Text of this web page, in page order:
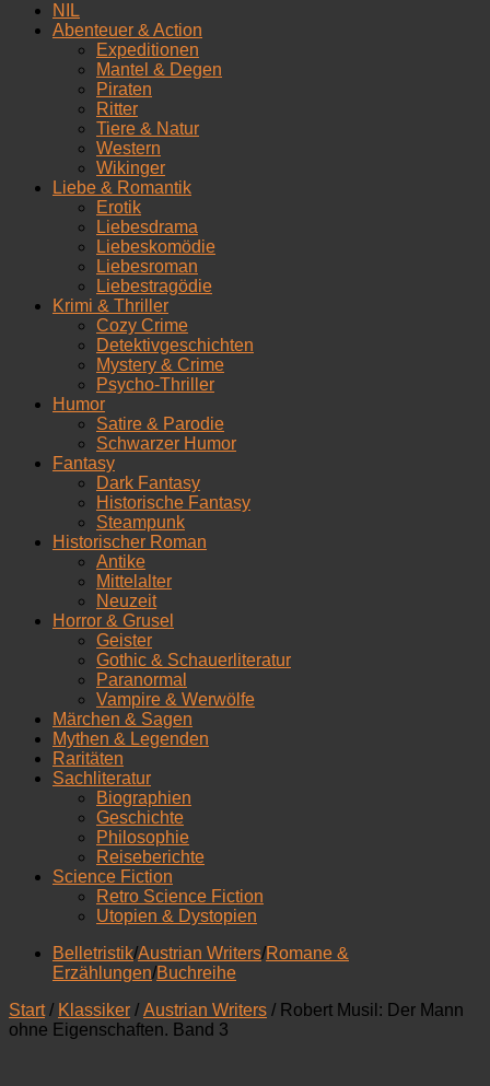
NIL
Abenteuer & Action
Expeditionen
Mantel & Degen
Piraten
Ritter
Tiere & Natur
Western
Wikinger
Liebe & Romantik
Erotik
Liebesdrama
Liebeskomödie
Liebesroman
Liebestragödie
Krimi & Thriller
Cozy Crime
Detektivgeschichten
Mystery & Crime
Psycho-Thriller
Humor
Satire & Parodie
Schwarzer Humor
Fantasy
Dark Fantasy
Historische Fantasy
Steampunk
Historischer Roman
Antike
Mittelalter
Neuzeit
Horror & Grusel
Geister
Gothic & Schauerliteratur
Paranormal
Vampire & Werwölfe
Märchen & Sagen
Mythen & Legenden
Raritäten
Sachliteratur
Biographien
Geschichte
Philosophie
Reiseberichte
Science Fiction
Retro Science Fiction
Utopien & Dystopien
Belletristik/Austrian Writers/Romane &
Erzählungen/Buchreihe
Start/ Klassiker / Austrian Writers / Robert Musil: Der Mann
ohne Eigenschaften. Band 3